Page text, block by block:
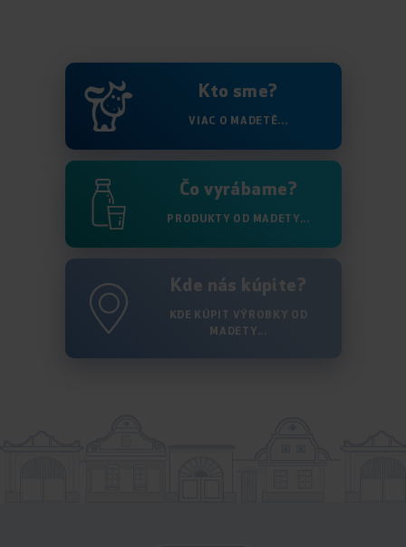
Kto sme?
VIAC O MADETĚ...
Čo vyrábame?
PRODUKTY OD MADETY...
Kde nás kúpite?
KDE KÚPIT VÝROBKY OD
MADETY...